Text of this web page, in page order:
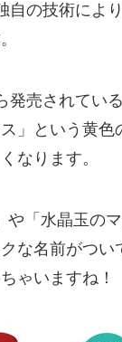
自の技術によ
発売されてい
」という黄色
なります。
や「水晶玉の
な名前がつい
ゃいますね！